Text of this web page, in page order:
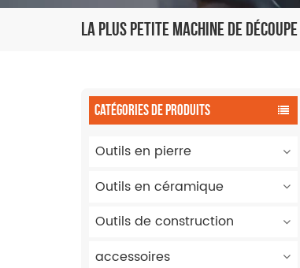
La Plus Petite Machine De
CATÉGORIES DE PRODUITS
Outils en pierre
Outils en céramique
Outils de construction
accessoires